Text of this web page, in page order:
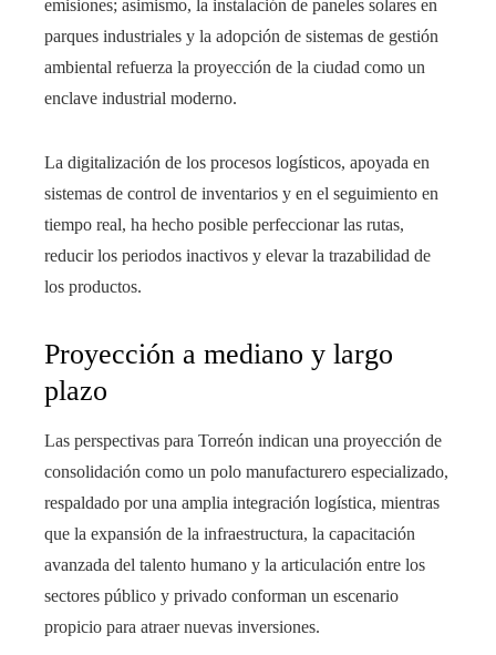
emisiones; asimismo, la instalación de paneles solares en
parques industriales y la adopción de sistemas de gestión
ambiental refuerza la proyección de la ciudad como un
enclave industrial moderno.
La digitalización de los procesos logísticos, apoyada en
sistemas de control de inventarios y en el seguimiento en
tiempo real, ha hecho posible perfeccionar las rutas,
reducir los periodos inactivos y elevar la trazabilidad de
los productos.
Proyección a mediano y largo
plazo
Las perspectivas para Torreón indican una proyección de
consolidación como un polo manufacturero especializado,
respaldado por una amplia integración logística, mientras
que la expansión de la infraestructura, la capacitación
avanzada del talento humano y la articulación entre los
sectores público y privado conforman un escenario
propicio para atraer nuevas inversiones.